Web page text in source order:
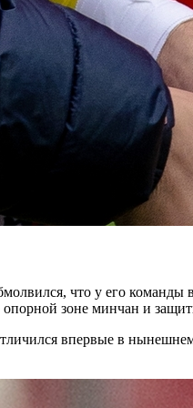
что у его команды
опорной зоне минчан и
впервые в